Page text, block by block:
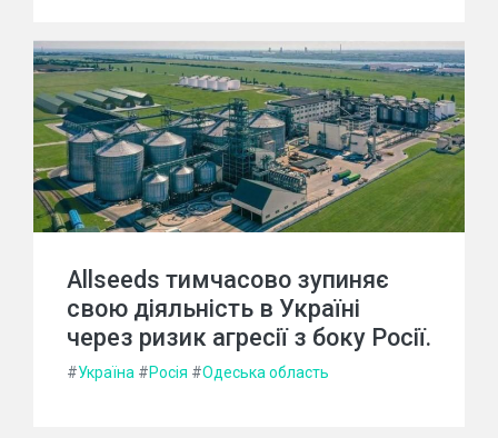
Allseeds тимчасово зупиняє
свою діяльність в Україні
через ризик агресії з боку Росії.
#Україна #Росія #Одеська область